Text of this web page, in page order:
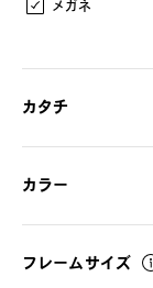
メガネ
カタチ
カラー
フレームサイズ